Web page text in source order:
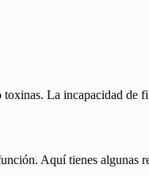
La incapacidad de
Aquí tienes algunas